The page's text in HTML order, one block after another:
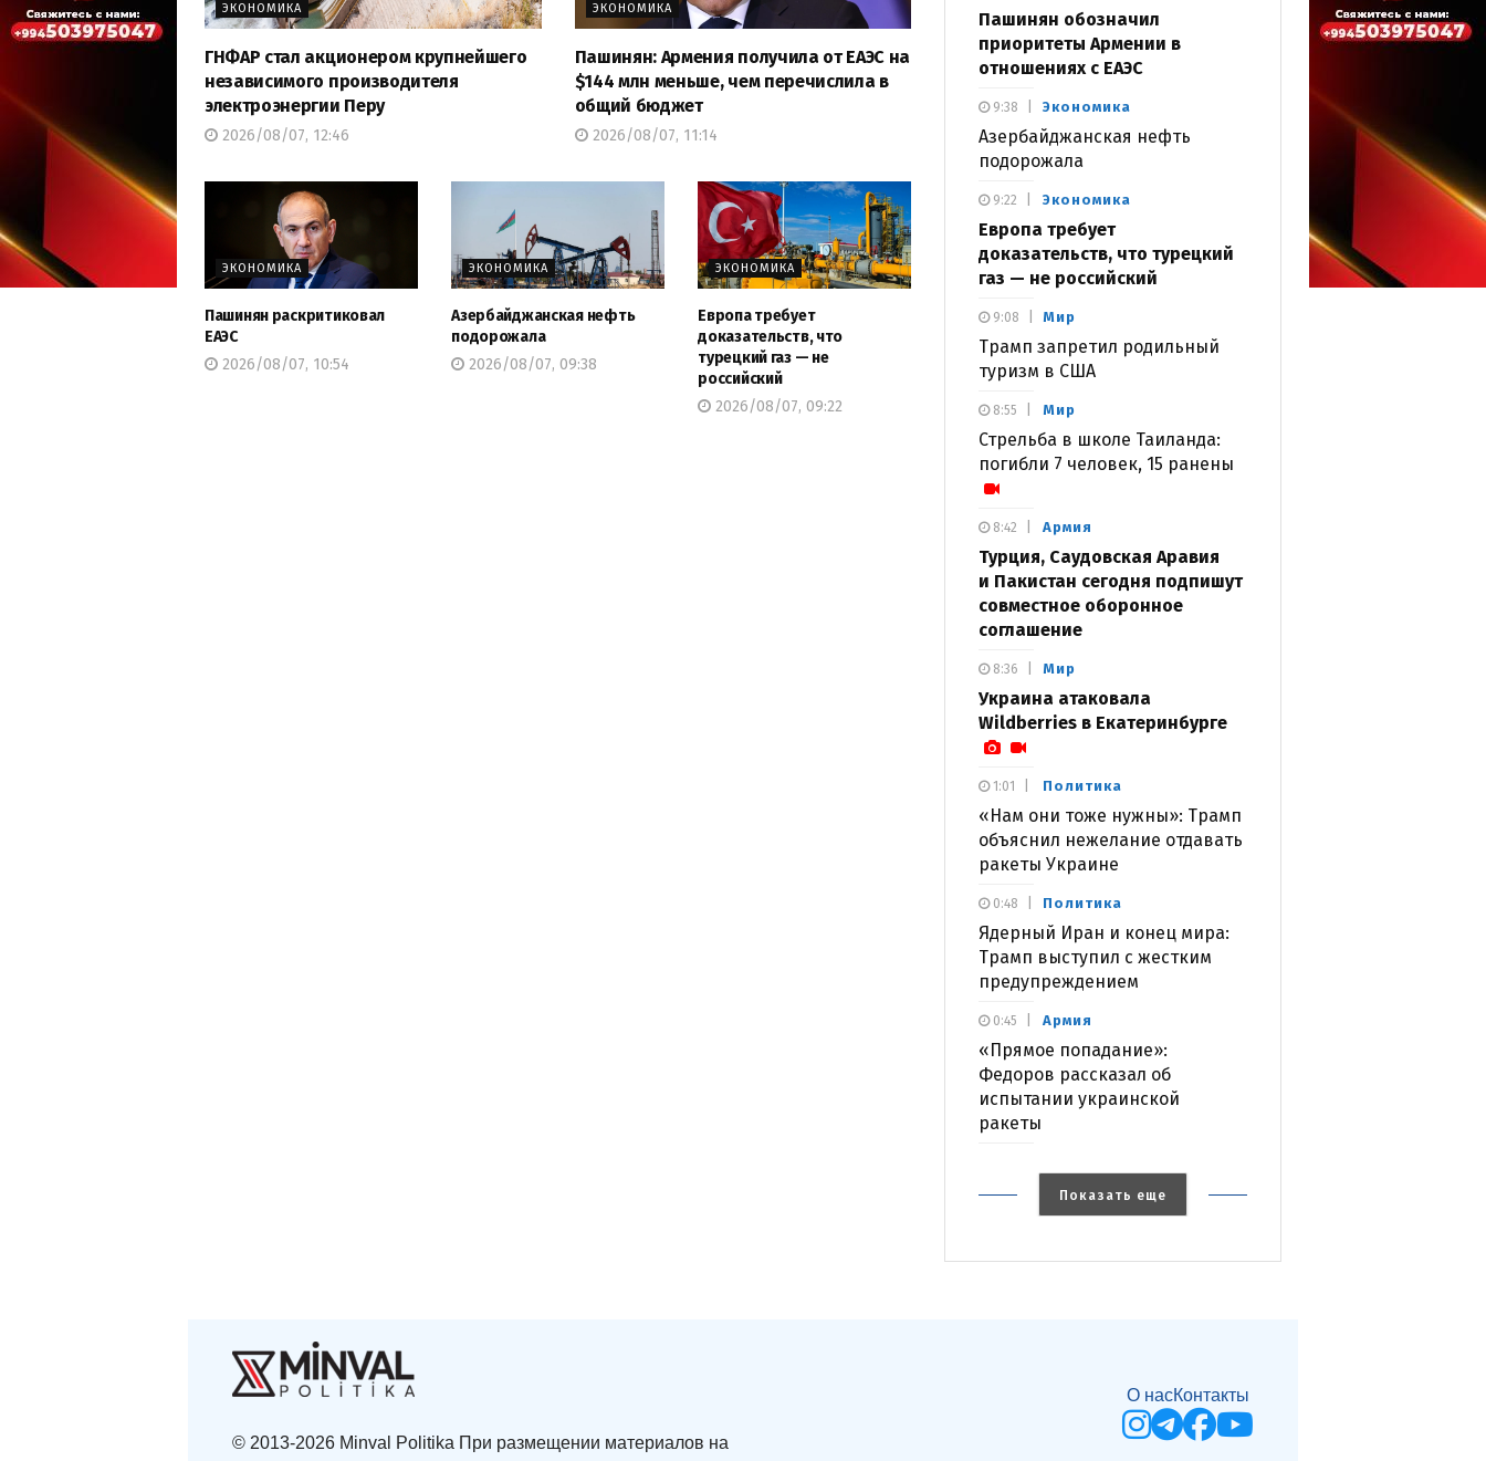
ЭКОНОМИКА
ГНФАР стал акционером крупнейшего
независимого производителя
электроэнергии Перу
2026/08/07, 12:46
ЭКОНОМИКА
Пашинян: Армения получила от ЕАЭС на
$144 млн меньше, чем перечислила в
общий бюджет
2026/08/07, 11:14
ЭКОНОМИКА
Пашинян раскритиковал
ЕАЭС
2026/08/07, 10:54
ЭКОНОМИКА
Азербайджанская нефть
подорожала
2026/08/07, 09:38
ЭКОНОМИКА
Европа требует
доказательств, что
турецкий газ — не
российский
2026/08/07, 09:22
Пашинян обозначил
приоритеты Армении в
отношениях с ЕАЭС
Экономика
Азербайджанская нефть
подорожала
9:38
Экономика
Европа требует
доказательств, что турецкий
газ — не российский
9:22
Мир
Трамп запретил родильный
туризм в США
9:08
Мир
Стрельба в школе Таиланда:
погибли 7 человек, 15 ранены
8:55
Армия
Турция, Саудовская Аравия
и Пакистан сегодня подпишут
совместное оборонное
соглашение
8:42
Мир
Украина атаковала
Wildberries в Екатеринбурге
8:36
Политика
«Нам они тоже нужны»: Трамп
объяснил нежелание отдавать
ракеты Украине
1:01
Политика
Ядерный Иран и конец мира:
Трамп выступил с жестким
предупреждением
0:48
Армия
«Прямое попадание»:
Федоров рассказал об
испытании украинской
ракеты
0:45
Показать еще
© 2013-2026 Minval Politika При размещении материалов на
О насКонтакты